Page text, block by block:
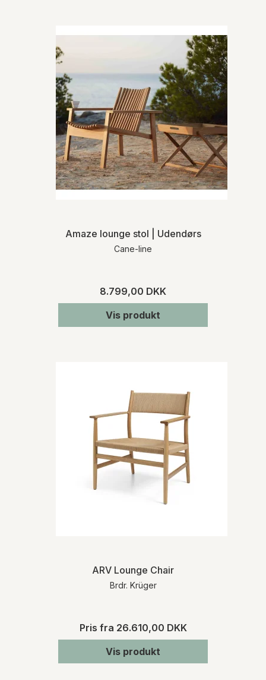
Amaze lounge stol | Udendørs
Cane-line
8.799,00 DKK
Vis produkt
ARV Lounge Chair
Brdr. Krüger
Pris fra 26.610,00 DKK
Vis produkt